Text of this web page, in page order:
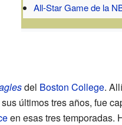
All-Star Game de la
del Boston College.
últimos tres años, fue
en esas tres temporadas.